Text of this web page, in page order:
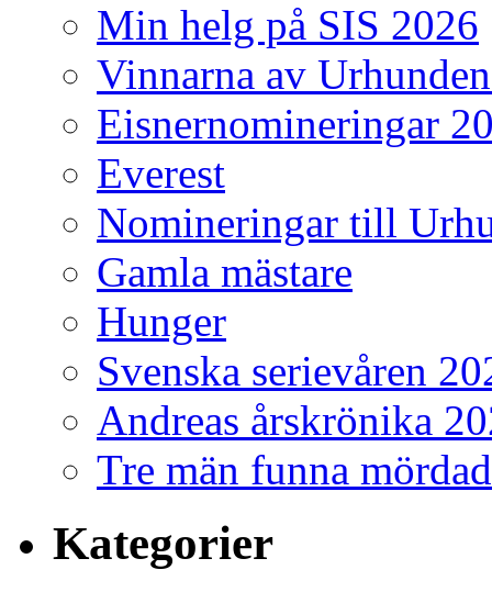
Min helg på SIS 2026
Vinnarna av
Eisnernomineringar
Everest
Nomineringar till
Gamla mästare
Hunger
Svenska serievåren
Andreas årskrönika
Tre män funna
Kategorier